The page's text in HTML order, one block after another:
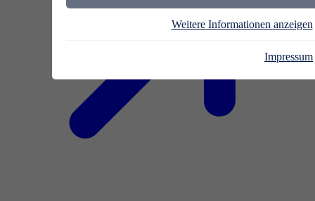
Weitere Informationen anzeigen
Impressum